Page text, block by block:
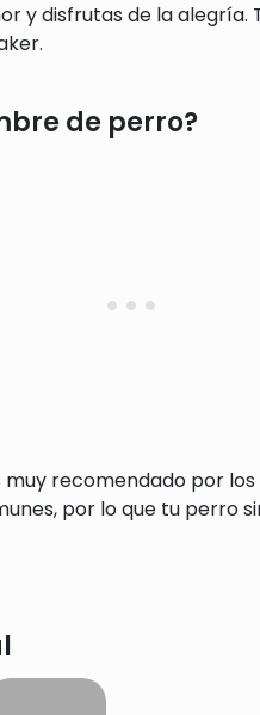
y disfrutas de la
de perro?
muy recomendado por
por lo que tu perro